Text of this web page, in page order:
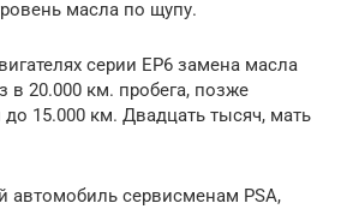
масла по щупу.
серии EP6 замена масла
в 20.000 км. пробега, позже
до 15.000 км. Двадцать тысяч, мать
автомобиль сервисменам PSA,